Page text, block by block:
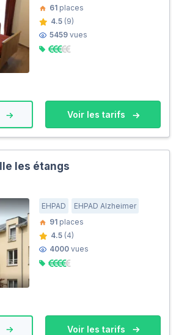
61 places
4.5 (9)
5459 vues
Voir les tarifs
les étangs
EHPAD
EHPAD Alzheimer
91 places
4.5 (4)
4000 vues
Voir les tarifs